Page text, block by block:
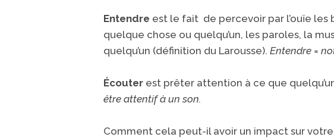
Entendre est le fait de percevoir ​ par l’ouïe
quelque chose ou quelqu’un, les paroles, la
quelqu’un (définition du Larousse).Entendre =
Écouter est prêter attention à ce que
être attentif à un son.
Comment cela peut-il avoir un impact sur